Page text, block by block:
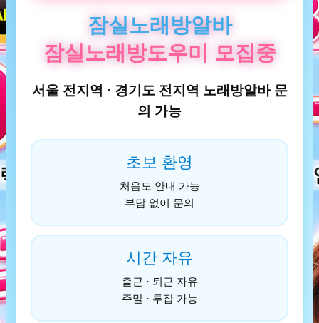
잠실노래방알바
잠실노래방도우미 모집중
서울 전지역 · 경기도 전지역 노래방알바 문
의 가능
초보 환영
처음도 안내 가능
부담 없이 문의
시간 자유
출근 · 퇴근 자유
주말 · 투잡 가능